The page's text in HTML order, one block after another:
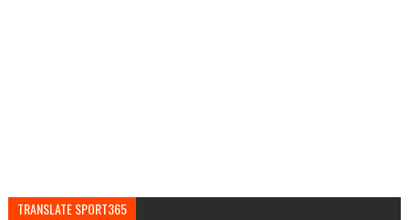
TRANSLATE SPORT365